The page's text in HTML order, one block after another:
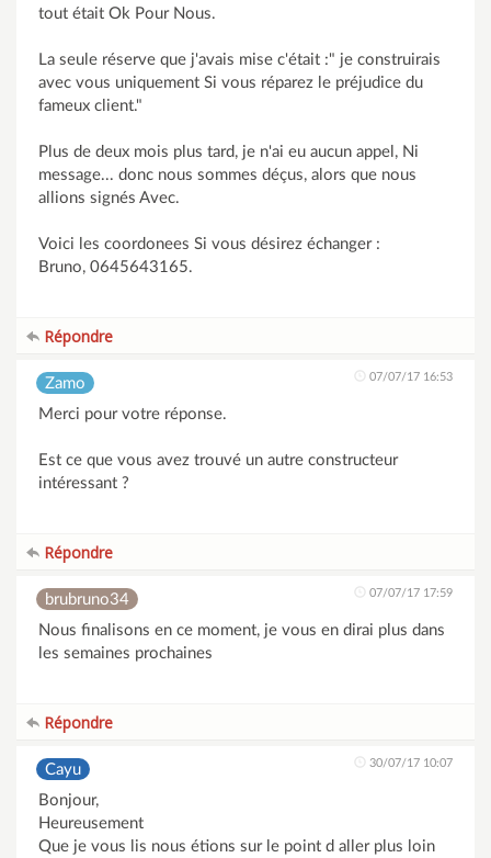
tout était Ok Pour Nous.
La seule réserve que j'avais mise c'était :" je construirais
avec vous uniquement Si vous réparez le préjudice du
fameux client."
Plus de deux mois plus tard, je n'ai eu aucun appel, Ni
message... donc nous sommes déçus, alors que nous
allions signés Avec.
Voici les coordonees Si vous désirez échanger :
Bruno, 0645643165.
Répondre
Zamo 07/07/17 16:53
Merci pour votre réponse.
Est ce que vous avez trouvé un autre constructeur
intéressant ?
Répondre
brubruno34 07/07/17 17:59
Nous finalisons en ce moment, je vous en dirai plus dans
les semaines prochaines
Répondre
Cayu 30/07/17 10:07
Bonjour,
Heureusement
Que je vous lis nous étions sur le point d aller plus loin